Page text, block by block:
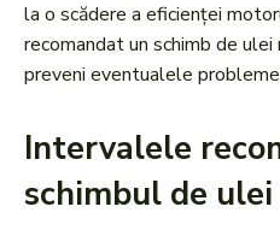
la o scădere a eficienței
recomandat un schimb de
preveni eventualele probleme
Intervalele
schimbul de